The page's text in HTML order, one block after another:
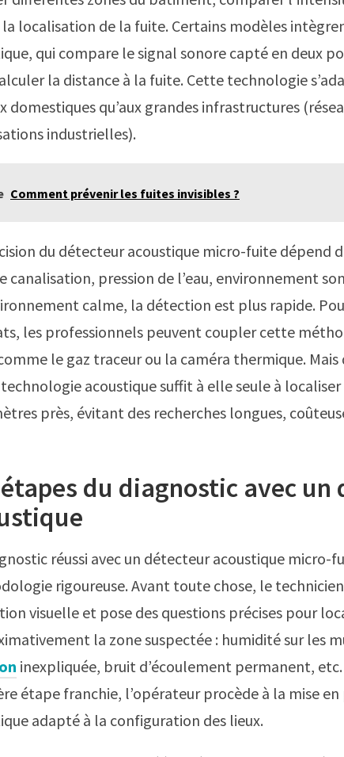
localisation de la fuite. Certains modèles
qui compare le signal sonore capté en deux
la distance à la fuite. Cette technologie
domestiques qu’aux grandes infrastructures
industrielles).
Comment prévenir les fuites invisibles ?
du détecteur acoustique micro-fuite dépend
canalisation, pression de l’eau, environnement
calme, la détection est plus rapide.
les professionnels peuvent coupler cette
le gaz traceur ou la caméra thermique.
acoustique suffit à elle seule à
près, évitant des recherches longues,
du diagnostic avec un
réussi avec un détecteur acoustique micro-
rigoureuse. Avant toute chose, le
visuelle et pose des questions précises pour
la zone suspectée : humidité sur les
inexpliquée, bruit d’écoulement permanent,
étape franchie, l’opérateur procède à la mise
adapté à la configuration des lieux.